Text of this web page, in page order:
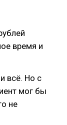
время и
всё. Но с
мог бы
не